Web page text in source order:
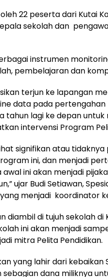
22 peserta dari Kutai
sekolah dan
instrumen
pembelajaran dan
terjun ke lapangan
data pada pertengahan
tahun lagi ke depan
intervensi Program
signifikan atau
ini, dan menjadi
ini akan menjadi
ujar Budi Setiawan,
menjadi koordinator
diambil di tujuh sekolah
ini akan menjadi
mitra Pelita Pendidikan.
yang lahir dari kebaikan
dana miliknya